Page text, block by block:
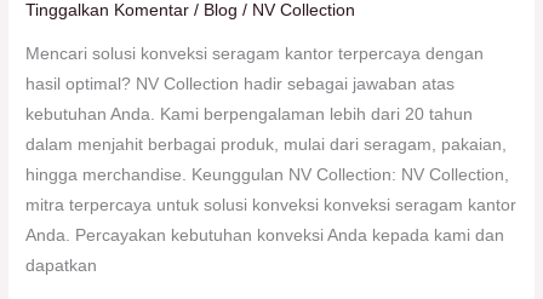
Tinggalkan Komentar / Blog / NV Collection
Mencari solusi konveksi seragam kantor terpercaya dengan
hasil optimal? NV Collection hadir sebagai jawaban atas
kebutuhan Anda. Kami berpengalaman lebih dari 20 tahun
dalam menjahit berbagai produk, mulai dari seragam, pakaian,
hingga merchandise. Keunggulan NV Collection: NV Collection,
mitra terpercaya untuk solusi konveksi konveksi seragam kantor
Anda. Percayakan kebutuhan konveksi Anda kepada kami dan
dapatkan
Anda